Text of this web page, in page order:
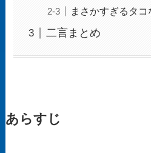
まさかすぎるタ
二言まとめ
あらすじ